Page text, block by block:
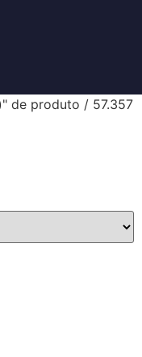
de produto / 57.357